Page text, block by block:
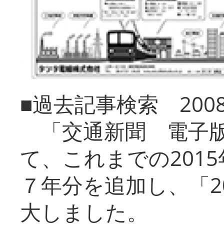
■過去記事検索
「交通新聞 電子
て、これまでの
７年分を追加し、「
大しまし